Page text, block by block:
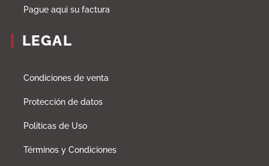
Pague aqui su factura
LEGAL
Condiciones de venta
Protección de datos
Políticas de Uso
Términos y Condiciones